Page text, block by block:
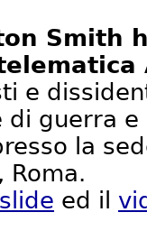
Smith
e
guerra
la
Roma.
slide ed il